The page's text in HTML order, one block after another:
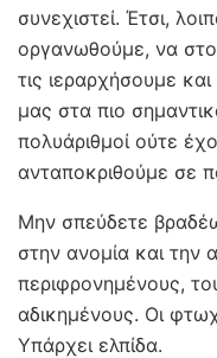
συνεχιστεί. Έτσι,
οργανωθούμε, να
τις ιεραρχήσουμε
μας στα πιο
πολυάριθμοί ούτε
ανταποκριθούμε σε
Μην σπεύδετε
στην ανομία και την
περιφρονημένους,
αδικημένους. Οι
Υπάρχει ελπίδα.